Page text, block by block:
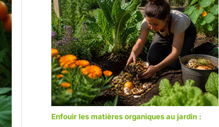
Enfouir les matières organiques au jardin :